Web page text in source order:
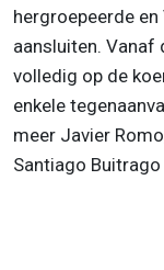
hergroepeerde
aansluiten.
volledig op de
enkele
meer Javier
Santiago